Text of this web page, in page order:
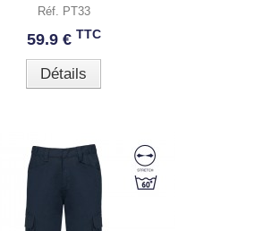
Réf. PT33
59.9 € TTC
Détails